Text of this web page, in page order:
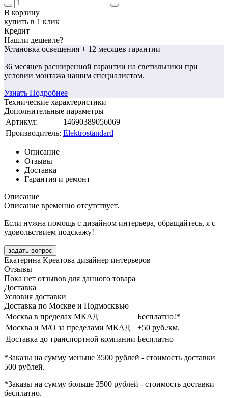
В корзину
купить в 1 клик
Кредит
Нашли дешевле?
Установка освещения + 12 месяцев гарантии
36 месяцев расширенной гарантии на светильники при
условии монтажа нашим специалистом.
Узнать Подробнее
Технические характеристики
Дополнительные параметры
Артикул:
14690389056069
Производитель: Elektrostandard
Описание
Отзывы
Доставка
Гарантия и ремонт
Описание
Описание временно отсутствует.
Если нужна помощь с дизайном интерьера, обращайтесь, я с
удовольствием подскажу!
задать вопрос
Екатерина Креатова дизайнер интерьеров
Отзывы
Пока нет отзывов для данного товара
Доставка
Условия доставки
Доставка по Москве и Подмосквью
Москва в пределах МКАД
Бесплатно!*
Москва и М/О за пределами МКАД
+50 руб./км.
Доставка до транспортной компании Бесплатно
*Заказы на сумму меньше 3500 рублей - стоимость доставки
500 рублей.
*Заказы на сумму больше 3500 рублей - стоимость доставки
бесплатно.